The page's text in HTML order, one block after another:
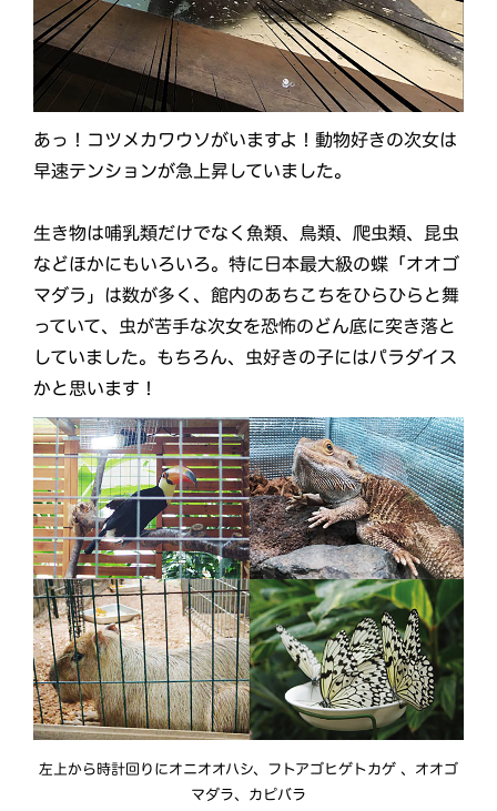
あっ！コツメカワウソがいますよ！動物好きの次女は
早速テンションが急上昇していました。
生き物は哺乳類だけでなく魚類、鳥類、爬虫類、昆虫
などほかにもいろいろ。特に日本最大級の蝶「オオゴ
マダラ」は数が多く、館内のあちこちをひらひらと舞
っていて、虫が苦手な次女を恐怖のどん底に突き落と
していました。もちろん、虫好きの子にはパラダイス
かと思います！
左上から時計回りにオニオオハシ、フトアゴヒゲトカゲ 、オオゴ
マダラ、カピバラ